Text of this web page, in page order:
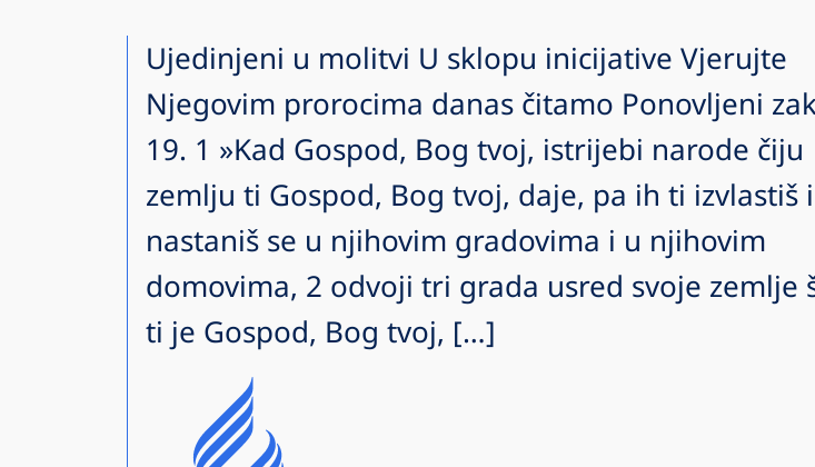
Ujedinjeni u molitvi U sklopu inicijative Vjerujte
Njegovim prorocima danas čitamo Ponovljeni
19. 1 »Kad Gospod, Bog tvoj, istrijebi narode čiju
zemlju ti Gospod, Bog tvoj, daje, pa ih ti izvlastiš i
nastaniš se u njihovim gradovima i u njihovim
domovima, 2 odvoji tri grada usred svoje zemlje
ti je Gospod, Bog tvoj, […]